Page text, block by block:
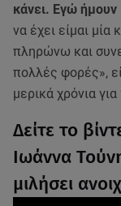
κάνει. Εγώ
να έχει είμαι
πληρώνω και
πολλές φορές»,
μερικά χρόνια
Δείτε το
Ιωάννα
μιλήσει